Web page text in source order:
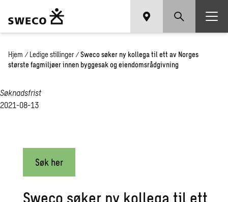
Hjem / Ledige stillinger / Sweco søker ny kollega til ett av Norges
største fagmiljøer innen byggesak og eiendomsrådgivning
Søknadsfrist
2021-08-13
Søk her
Sweco søker ny kollega til ett